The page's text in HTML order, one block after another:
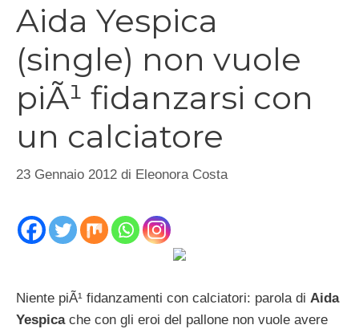
Aida Yespica
(single) non vuole
piÃ¹ fidanzarsi con
un calciatore
23 Gennaio 2012 di Eleonora Costa
Niente piÃ¹ fidanzamenti con calciatori: parola di Aida
Yespicache con gli eroi del pallone non vuole avere